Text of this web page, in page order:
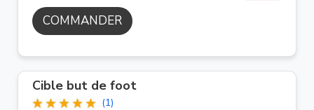
COMMANDER
Cible but de foot
(1)